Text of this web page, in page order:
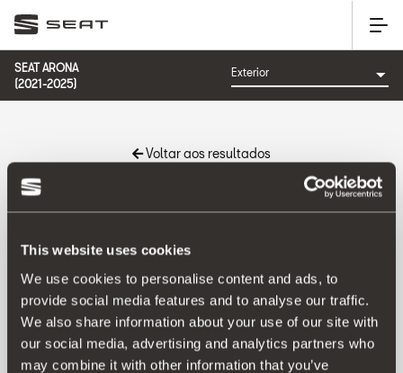
This website uses cookies
We use cookies to personalise content and ads, to
provide social media features and to analyse our traffic.
We also share information about your use of our site with
our social media, advertising and analytics partners who
may combine it with other information that you’ve
SEAT ARONA
(2021-2025)
Voltar aos resultados
Produto